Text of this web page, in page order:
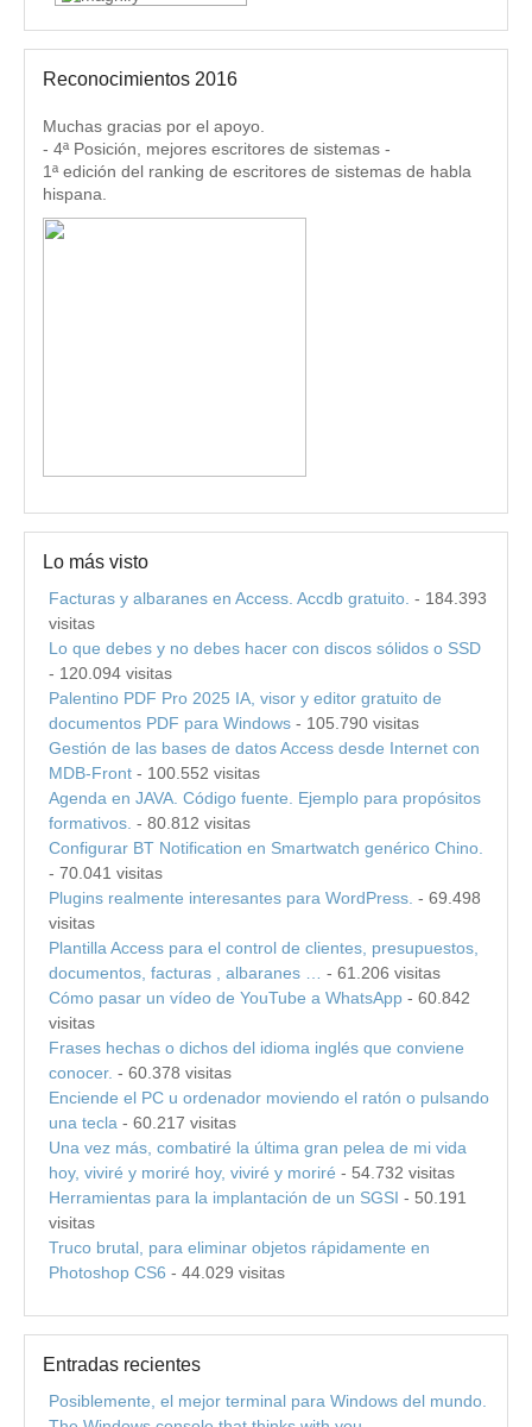
Reconocimientos 2016
Muchas gracias por el apoyo.
- 4ª Posición, mejores escritores de sistemas -
1ª edición del ranking de escritores de sistemas de habla
hispana.
Lo más visto
Facturas y albaranes en Access. Accdb gratuito. - 184.393
visitas
Lo que debes y no debes hacer con discos sólidos o SSD
- 120.094 visitas
Palentino PDF Pro 2025 IA, visor y editor gratuito de
documentos PDF para Windows - 105.790 visitas
Gestión de las bases de datos Access desde Internet con
MDB-Front - 100.552 visitas
Agenda en JAVA. Código fuente. Ejemplo para propósitos
formativos. - 80.812 visitas
Configurar BT Notification en Smartwatch genérico Chino.
- 70.041 visitas
Plugins realmente interesantes para WordPress. - 69.498
visitas
Plantilla Access para el control de clientes, presupuestos,
documentos, facturas , albaranes …
- 61.206 visitas
Cómo pasar un vídeo de YouTube a WhatsApp - 60.842
visitas
Frases hechas o dichos del idioma inglés que conviene
conocer. - 60.378 visitas
Enciende el PC u ordenador moviendo el ratón o pulsando
una tecla - 60.217 visitas
Una vez más, combatiré la última gran pelea de mi vida
hoy, viviré y moriré hoy, viviré y moriré - 54.732 visitas
Herramientas para la implantación de un SGSI - 50.191
visitas
Truco brutal, para eliminar objetos rápidamente en
Photoshop CS6 - 44.029 visitas
Entradas recientes
Posiblemente, el mejor terminal para Windows del mundo.